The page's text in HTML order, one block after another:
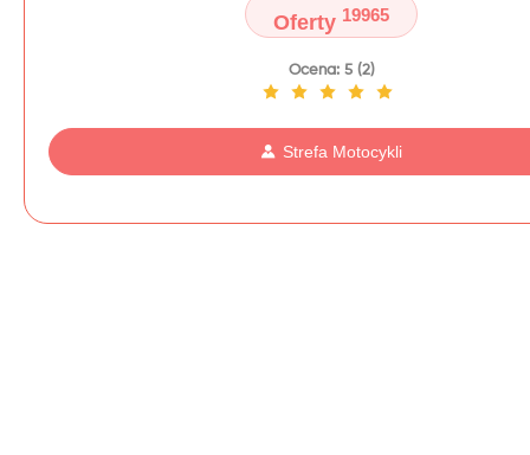
Oferty 19965
Ocena: 5 (2)
Strefa Motocykli